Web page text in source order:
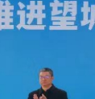
伊朗媒體公布